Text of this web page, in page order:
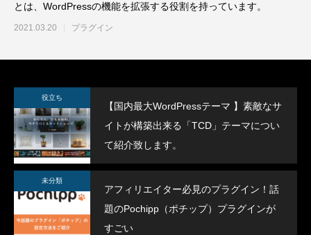
とは、WordPressの機能を拡張する役割を持っています。
2021.03.20 プラグイン
役立ち
【国内最大WordPressテーマ 】素敵なサ
イトが構築出来る「TCD」テーマについ
て紹介致します。
未分類
アフィリエイター必見のプラグイン！話
題のPochipp（ポチップ）プラグインが
すごい